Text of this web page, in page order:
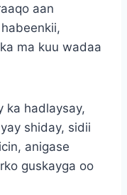
aan
ma kuu wadaa
ka hadlaysay,
shiday, sidii
anigase
guskayga oo